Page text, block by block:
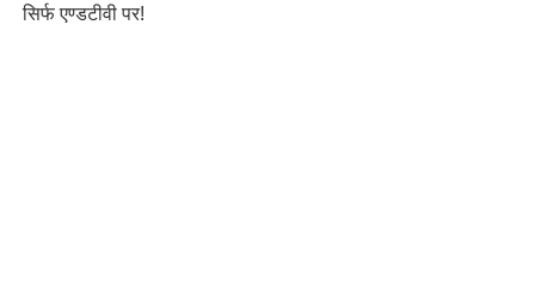
सिर्फ एण्डटीवी पर!